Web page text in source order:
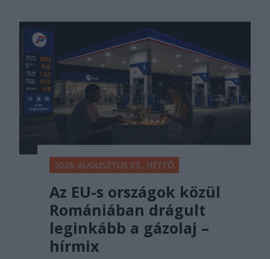
2026. AUGUSZTUS 03., HÉTFŐ
Az EU-s országok közül
Romániában drágult
leginkább a gázolaj –
hírmix